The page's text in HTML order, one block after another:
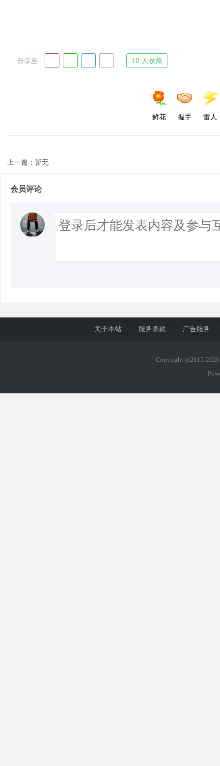
分享至 : 10 人收藏
鲜花 握手 雷人
上一篇：暂无
会员评论
关于本站 / 服务条款 / 广告服务 /
Copyright ◎2015-